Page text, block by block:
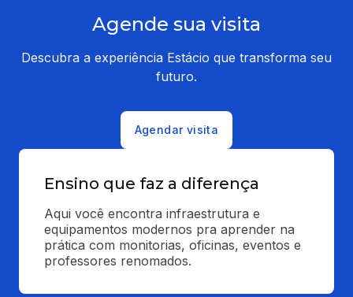
Agende sua visita
Descubra a experiência Estácio que transforma seu
futuro.
Agendar visita
Ensino que faz a diferença
Aqui você encontra infraestrutura e
equipamentos modernos pra aprender na
prática com monitorias, oficinas, eventos e
professores renomados.